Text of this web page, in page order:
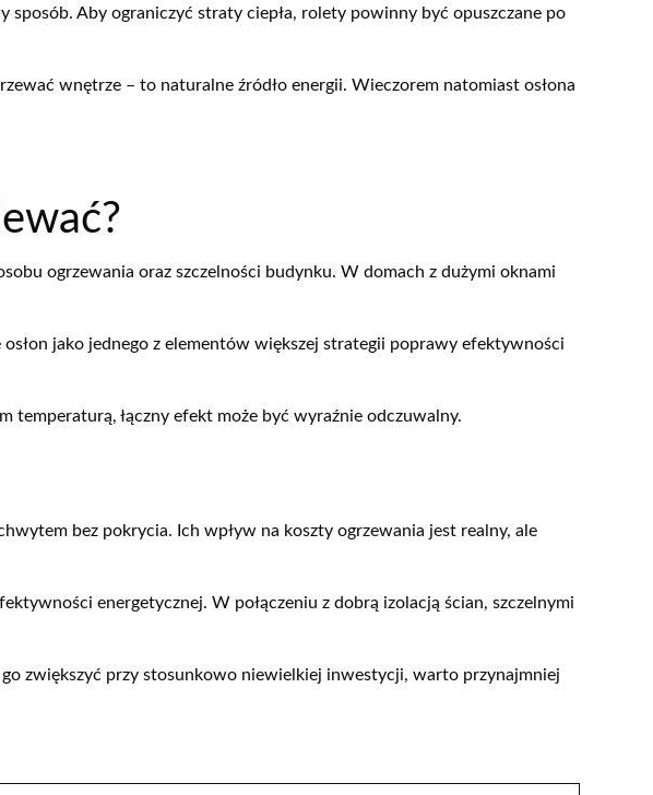
sposób. Aby ograniczyć straty ciepła, rolety powinny być opuszczane po
wnętrze – to naturalne źródło energii. Wieczorem natomiast osłona
ogrzewania oraz szczelności budynku. W domach z dużymi oknami
jako jednego z elementów większej strategii poprawy efektywności
temperaturą, łączny efekt może być wyraźnie odczuwalny.
bez pokrycia. Ich wpływ na koszty ogrzewania jest realny, ale
energetycznej. W połączeniu z dobrą izolacją ścian, szczelnymi
zwiększyć przy stosunkowo niewielkiej inwestycji, warto przynajmniej